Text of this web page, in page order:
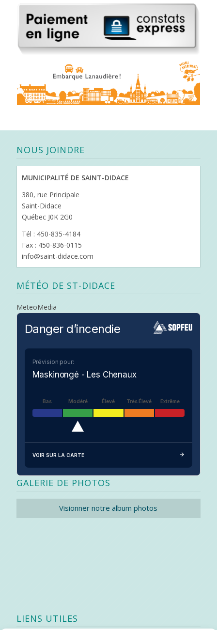
NOUS JOINDRE
MUNICIPALITÉ DE SAINT-DIDACE
380, rue Principale
Saint-Didace
Québec J0K 2G0
Tél : 450-835-4184
Fax : 450-836-0115
info@saint-didace.com
MÉTÉO DE ST-DIDACE
MeteoMedia
Danger d’incendie
Prévision pour:
Maskinongé - Les Chenaux
Bas Modéré Élevé Très Élevé Extrême
VOIR SUR LA CARTE
GALERIE DE PHOTOS
Visionner notre album photos
LIENS UTILES